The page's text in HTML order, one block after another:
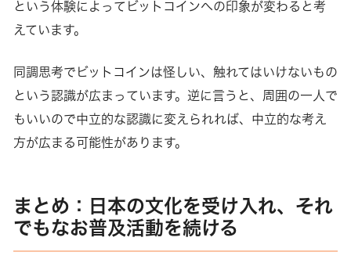
という体験によってビットコインへの印象が変わると考
えています。
同調思考でビットコインは怪しい、触れてはいけないもの
という認識が広まっています。逆に言うと、周囲の一人で
もいいので中立的な認識に変えられれば、中立的な考え
方が広まる可能性があります。
まとめ：日本の文化を受け入れ、それ
でもなお普及活動を続ける